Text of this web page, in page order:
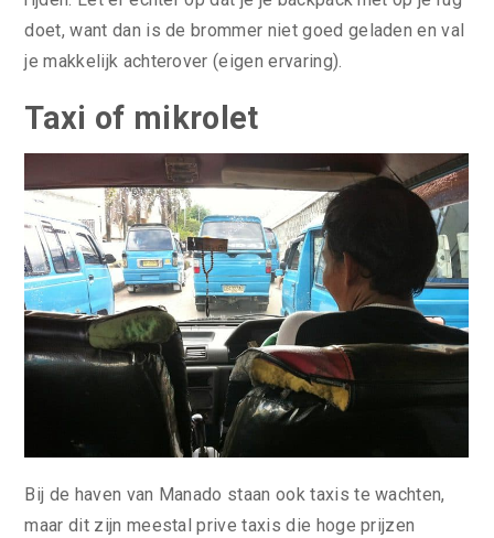
doet, want dan is de brommer niet goed geladen en val
je makkelijk achterover (eigen ervaring).
Taxi of mikrolet
Bij de haven van Manado staan ook taxis te wachten,
maar dit zijn meestal prive taxis die hoge prijzen